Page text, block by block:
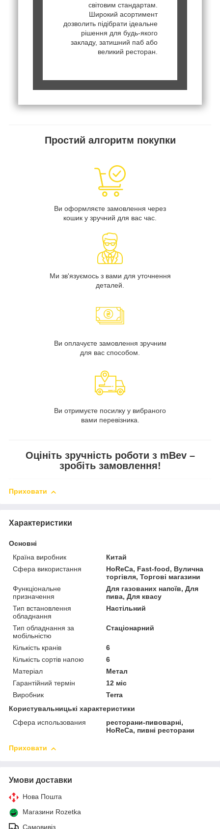
світовим стандартам.
Широкий асортимент
дозволить підібрати ідеальне
рішення для будь-якого
закладу, затишний паб або
великий ресторан.
Простий алгоритм покупки
Ви оформляєте замовлення через
кошик у зручний для вас час.
Ми зв'язуємось з вами для уточнення
деталей.
Ви оплачуєте замовлення зручним
для вас способом.
Ви отримуєте посилку у вибраного
вами перевізника.
Оцініть зручність роботи з mBev –
зробіть замовлення!
Приховати
Характеристики
Основні
Країна виробник
Китай
Сфера використання
HoReCa, Fast-food, Вулична
торгівля, Торгові магазини
Функціональне
призначення
Для газованих напоїв, Для
пива, Для квасу
Тип встановлення
обладнання
Настільний
Тип обладнання за
мобільністю
Стаціонарний
Кількість кранів
6
Кількість сортів напою
6
Матеріал
Метал
Гарантійний термін
12 міс
Виробник
Terra
Користувальницькі характеристики
Сфера использования
ресторани-пивоварні,
HoReCa, пивні ресторани
Приховати
Умови доставки
Нова Пошта
Магазини Rozetka
Самовивіз